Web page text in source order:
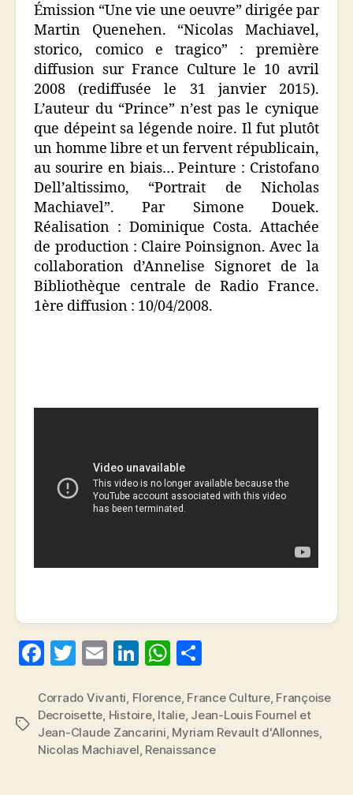
Émission “Une vie une oeuvre” dirigée par
Martin Quenehen. “Nicolas Machiavel,
storico, comico e tragico” : première
diffusion sur France Culture le 10 avril
2008 (rediffusée le 31 janvier 2015).
L’auteur du “Prince” n’est pas le cynique
que dépeint sa légende noire. Il fut plutôt
un homme libre et un fervent républicain,
au sourire en biais… Peinture : Cristofano
Dell’altissimo, “Portrait de Nicholas
Machiavel”. Par Simone Douek.
Réalisation : Dominique Costa. Attachée
de production : Claire Poinsignon. Avec la
collaboration d’Annelise Signoret de la
Bibliothèque centrale de Radio France.
1ère diffusion : 10/04/2008.
F
c
e
b
T
itt
er
E
ai
l
Li
k
e
dI
W
at
s
A
rt
a
g
Étiquettes
Corrado Vivanti, Florence, France Culture, Françoise
Decroisette, Histoire, Italie, Jean-Louis Fournel et
Jean-Claude Zancarini, Myriam Revault d'Allonnes,
Nicolas Machiavel, Renaissance